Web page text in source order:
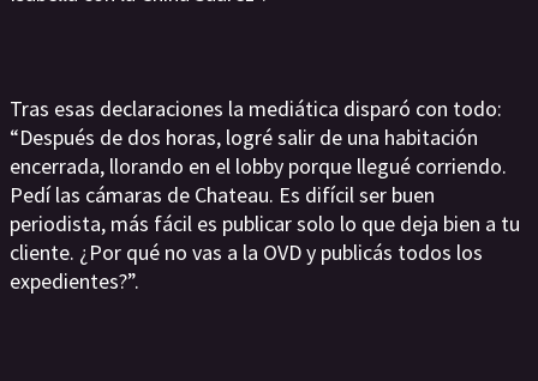
Tras esas declaraciones la mediática disparó con todo:
“Después de dos horas, logré salir de una habitación
encerrada, llorando en el lobby porque llegué corriendo.
Pedí las cámaras de Chateau. Es difícil ser buen
periodista, más fácil es publicar solo lo que deja bien a tu
cliente. ¿Por qué no vas a la OVD y publicás todos los
expedientes?”.